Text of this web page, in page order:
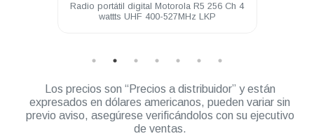
Radio portátil digital Motorola R5 256 Ch 4
wattts UHF 400-527MHz LKP
Los precios son “Precios a distribuidor” y están
expresados en dólares americanos, pueden variar sin
previo aviso, asegúrese verificándolos con su ejecutivo
de ventas.